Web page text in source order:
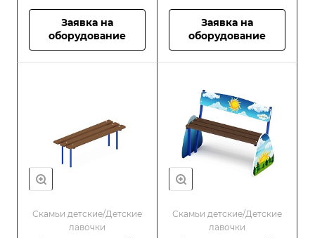
Заявка на
оборудование
Заявка на
оборудование
Скамьи детские/Детские
лавочки
Скамьи детские/Детские
лавочки